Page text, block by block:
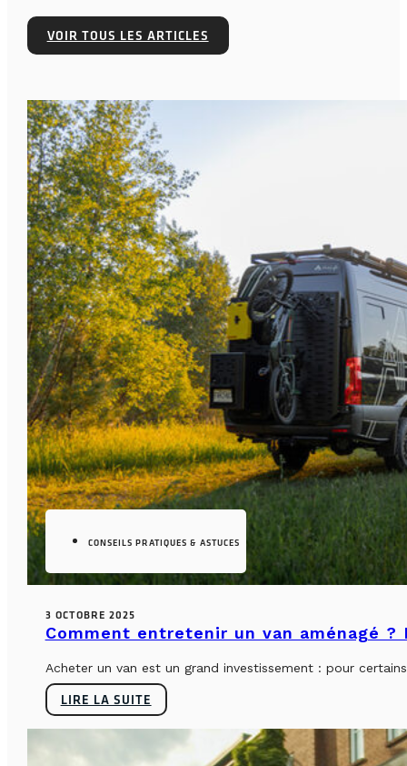
VOIR TOUS LES ARTICLES
CONSEILS PRATIQUES & ASTUCES
3 OCTOBRE 2025
Comment entretenir un van aménagé
Acheter un van est un grand investissement : pour
LIRE LA SUITE